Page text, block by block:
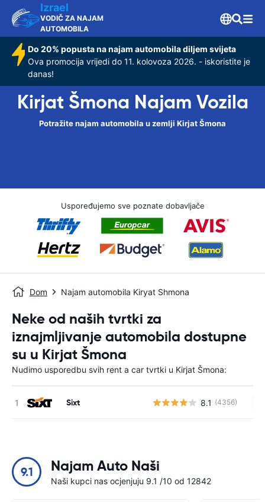
Izrael
VODIČ ZA NAJAM
AUTOMOBILA
Do 20% popusta na najam automobila diljem svijeta
Ova promocija vrijedi do 11. kolovoza 2026. - iskoristite je
danas!
Kirjat Šmona Najam Vozila
Potražite najam automobila u zemlji Kirjat Šmona
Uspoređujemo sve poznate dobavljače
Dom Najam automobila Kiryat Shmona
Neke od naših tvrtki za
iznajmljivanje automobila dostupne
su u Kirjat Šmona
Nudimo usporedbu svih rent a car tvrtki u Kirjat Šmona:
Sixt 8.1 (4356)
9.1 Najam Auto Naši
Naši kupci nas ocjenjuju 9.1 /10 od 12842